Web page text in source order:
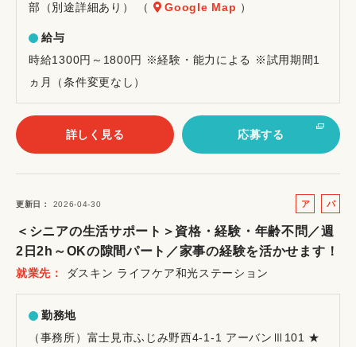
部（別途詳細あり） （
Google Map ）
給与
時給1300円～1800円 ※経験・能力による ※試用期間1
ヵ月（条件変更なし）
詳しく見る 応募する
更新日 2026-04-30
ア
バ
イ
パ
ト
＜シニアの生活サポート＞資格・経験・年齢不問／週
2日2h～OKの隙間パート／家事の経験を活かせます！
就業先 ダスキン ライフケア和光ステーション
勤務地
（事務所）富士見市ふじみ野西4-1-1 アーバンⅢ101 ★